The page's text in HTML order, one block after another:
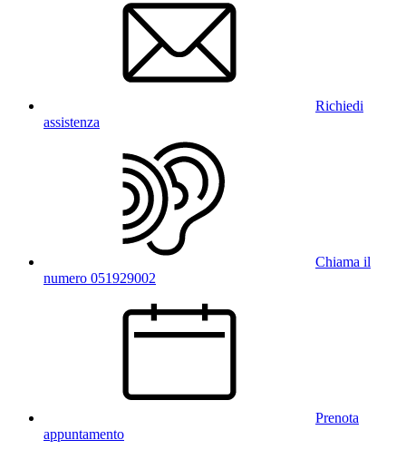
Richiedi
assistenza
Chiama il
numero 051929002
Prenota
appuntamento